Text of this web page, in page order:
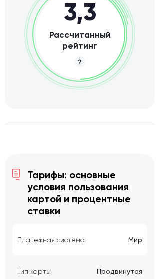
3,3
Рассчитанный
рейтинг
Тарифы: основные
условия пользования
картой и процентные
ставки
Платежная система Мир
Тип карты Продвинутая